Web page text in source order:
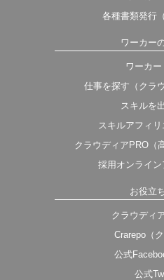
各種書類発行
ワーカー
ワーカ
仕事を探す（クラ
スキルを
スキルアフィ
クラウディアPRO（
採用オンライン
お役立
クラウディ
Crarepo（ク
公式
公式